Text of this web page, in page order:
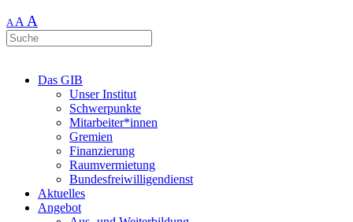
AA A
Das GIB
Unser Institut
Schwerpunkte
Mitarbeiter*innen
Gremien
Finanzierung
Raumvermietung
Bundesfreiwilligendienst
Aktuelles
Angebot